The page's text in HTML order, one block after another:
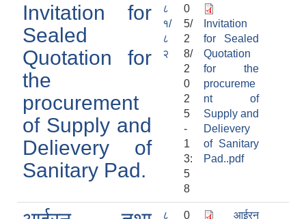
Invitation for
Sealed
Quotation for
the
procurement
of Supply and
Delievery of
Sanitary Pad.
८
१/
८
२
0
5/
2
8/
2
0
2
5
-
1
3:
5
8
Invitation
for Sealed
Quotation
for the
procureme
nt of
Supply and
Delievery
of Sanitary
Pad..pdf
८
0
आईरन